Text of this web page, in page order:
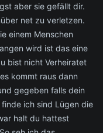
aber sie gefällt dir.
net zu verletzen.
einem Menschen
wird ist das eine
bist nicht Verheiratet
kommt raus dann
gegeben falls dein
ich sind Lügen die
halt du hattest